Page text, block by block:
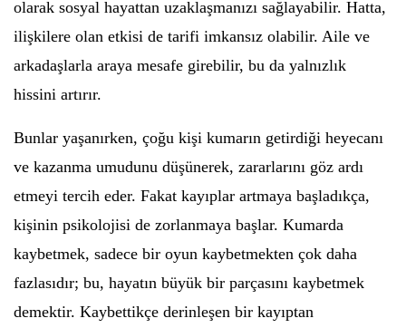
olarak sosyal hayattan uzaklaşmanızı sağlayabilir. Hatta,
ilişkilere olan etkisi de tarifi imkansız olabilir. Aile ve
arkadaşlarla araya mesafe girebilir, bu da yalnızlık
hissini artırır.
Bunlar yaşanırken, çoğu kişi kumarın getirdiği heyecanı
ve kazanma umudunu düşünerek, zararlarını göz ardı
etmeyi tercih eder. Fakat kayıplar artmaya başladıkça,
kişinin psikolojisi de zorlanmaya başlar. Kumarda
kaybetmek, sadece bir oyun kaybetmekten çok daha
fazlasıdır; bu, hayatın büyük bir parçasını kaybetmek
demektir. Kaybettikçe derinleşen bir kayıptan